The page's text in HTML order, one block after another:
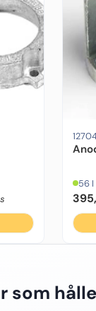
56 I
som